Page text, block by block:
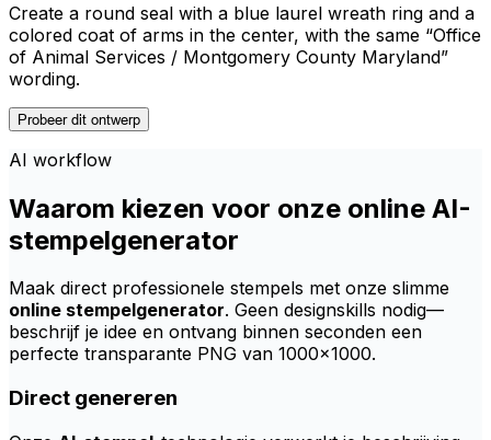
Create a round seal with a blue laurel wreath ring and a
colored coat of arms in the center, with the same “Office
of Animal Services / Montgomery County Maryland”
wording.
Probeer dit ontwerp
AI workflow
Waarom kiezen voor onze online AI-
stempelgenerator
Maak direct professionele stempels met onze slimme
online stempelgenerator. Geen designskills nodig—
beschrijf je idee en ontvang binnen seconden een
perfecte transparante PNG van 1000×1000.
Direct genereren